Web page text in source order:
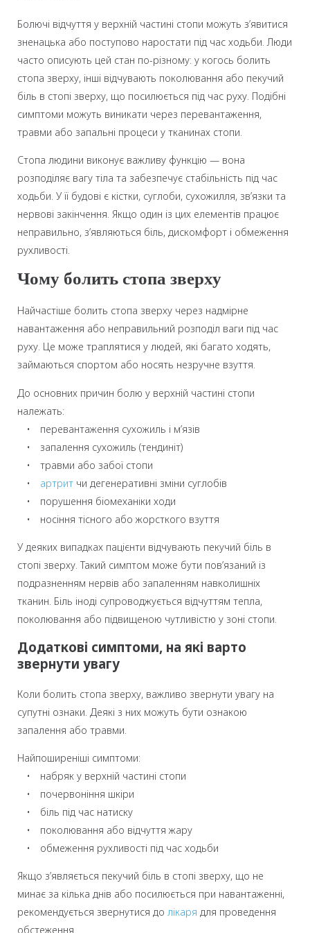
Болючі відчуття у верхній частині стопи можуть з’явитися
зненацька або поступово наростати під час ходьби. Люди
часто описують цей стан по-різному: у когось болить
стопа зверху, інші відчувають поколювання або пекучий
біль в стопі зверху, що посилюється під час руху. Подібні
симптоми можуть виникати через перевантаження,
травми або запальні процеси у тканинах стопи.
Стопа людини виконує важливу функцію — вона
розподіляє вагу тіла та забезпечує стабільність під час
ходьби. У її будові є кістки, суглоби, сухожилля, зв’язки та
нервові закінчення. Якщо один із цих елементів працює
неправильно, з’являються біль, дискомфорт і обмеження
рухливості.
Чому болить стопа зверху
Найчастіше болить стопа зверху через надмірне
навантаження або неправильний розподіл ваги під час
руху. Це може траплятися у людей, які багато ходять,
займаються спортом або носять незручне взуття.
До основних причин болю у верхній частині стопи
належать:
• перевантаження сухожиль і м’язів
• запалення сухожиль (тендиніт)
• травми або забої стопи
• артрит чи дегенеративні зміни суглобів
• порушення біомеханіки ходи
• носіння тісного або жорсткого взуття
У деяких випадках пацієнти відчувають пекучий біль в
стопі зверху. Такий симптом може бути пов’язаний із
подразненням нервів або запаленням навколишніх
тканин. Біль іноді супроводжується відчуттям тепла,
поколювання або підвищеною чутливістю у зоні стопи.
Додаткові симптоми, на які варто
звернути увагу
Коли болить стопа зверху, важливо звернути увагу на
супутні ознаки. Деякі з них можуть бути ознакою
запалення або травми.
Найпоширеніші симптоми:
• набряк у верхній частині стопи
• почервоніння шкіри
• біль під час натиску
• поколювання або відчуття жару
• обмеження рухливості під час ходьби
Якщо з’являється пекучий біль в стопі зверху, що не
минає за кілька днів або посилюється при навантаженні,
рекомендується звернутися до лікаря для проведення
обстеження.